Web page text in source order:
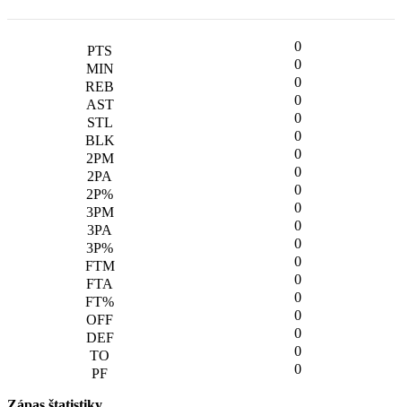
0
0
0
0
0
0
0
0
0
0
0
0
0
0
0
0
0
0
0